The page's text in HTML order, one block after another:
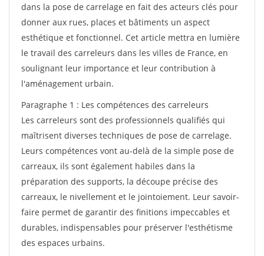
dans la pose de carrelage en fait des acteurs clés pour
donner aux rues, places et bâtiments un aspect
esthétique et fonctionnel. Cet article mettra en lumière
le travail des carreleurs dans les villes de France, en
soulignant leur importance et leur contribution à
l'aménagement urbain.
Paragraphe 1 : Les compétences des carreleurs
Les carreleurs sont des professionnels qualifiés qui
maîtrisent diverses techniques de pose de carrelage.
Leurs compétences vont au-delà de la simple pose de
carreaux, ils sont également habiles dans la
préparation des supports, la découpe précise des
carreaux, le nivellement et le jointoiement. Leur savoir-
faire permet de garantir des finitions impeccables et
durables, indispensables pour préserver l'esthétisme
des espaces urbains.